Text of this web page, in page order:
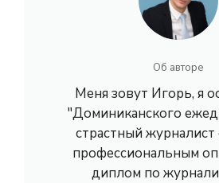
Об авторе
Меня зовут Игорь, я
"Доминиканского
страстный журналист
профессиональным
диплом по